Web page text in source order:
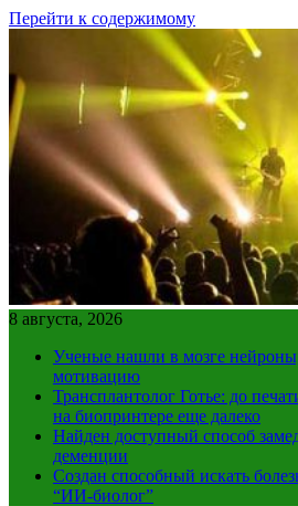
Перейти к содержимому
8 августа, 2026
Ученые нашли в мозге
мотивацию
Трансплантолог Готье: до
на биопринтере еще далеко
Найден доступный способ
деменции
Создан способный искать
“ИИ-биолог”